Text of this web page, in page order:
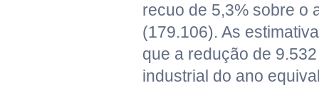
recuo de 5,3% sobre o
(179.106). As
que a redução de
industrial do ano